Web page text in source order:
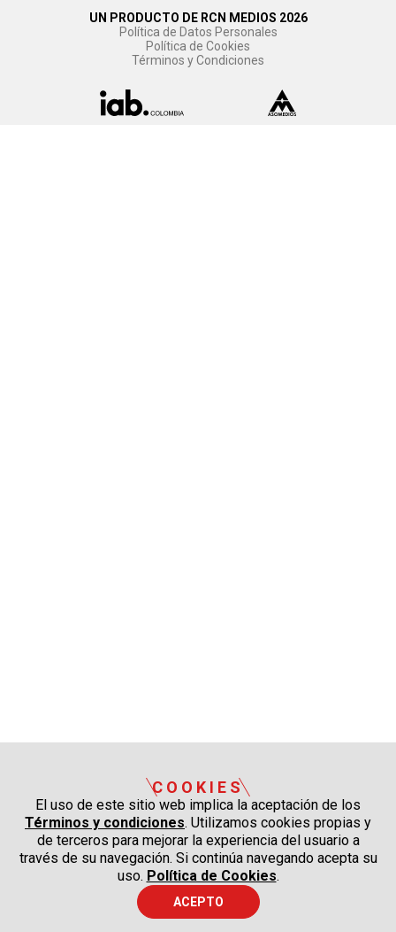
UN PRODUCTO DE RCN MEDIOS 2026
Política de Datos Personales
Política de Cookies
Términos y Condiciones
COOKIES
El uso de este sitio web implica la aceptación de los
Términos y condiciones. Utilizamos cookies propias y
de terceros para mejorar la experiencia del usuario a
través de su navegación. Si continúa navegando acepta su
uso. Política de Cookies.
ACEPTO